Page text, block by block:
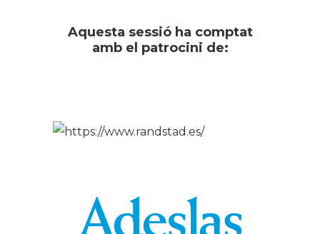
Aquesta sessió ha comptat
amb el patrocini de: